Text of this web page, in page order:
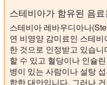
스테비아가 함유된 음
스테비아 레바우디아나
연 비영양 감미료인 스테
한 것으로 인정받고 있습
할 수 있고 혈당이나 인슐
병이 있는 사람이나 설탕
합한 대안입니다. 그러나